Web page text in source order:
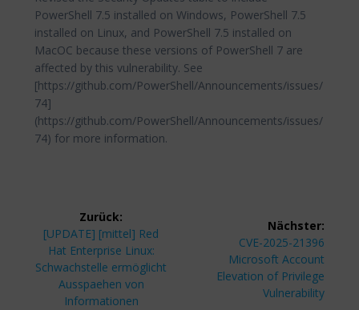
PowerShell 7.5 installed on Windows, PowerShell 7.5
installed on Linux, and PowerShell 7.5 installed on
MacOC because these versions of PowerShell 7 are
affected by this vulnerability. See
[https://github.com/PowerShell/Announcements/issues/
74]
(https://github.com/PowerShell/Announcements/issues/
74) for more information.
Beitragsnavigation
Zurück:
Vorheriger
Beitrag:
[UPDATE] [mittel] Red
Hat Enterprise Linux:
Schwachstelle ermöglicht
Ausspaehen von
Informationen
Nächster:
Nächster
Beitrag:
CVE-2025-21396
Microsoft Account
Elevation of Privilege
Vulnerability